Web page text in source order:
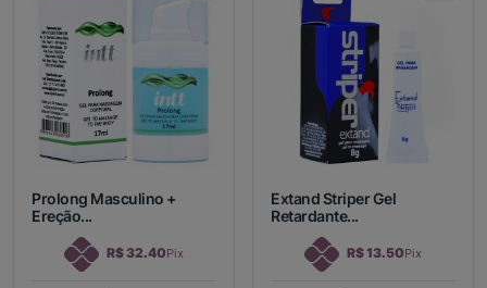
Prolong Masculino +
Ereção...
R$ 32.40Pix
Extand Striper Gel
Retardante...
R$ 13.50Pix